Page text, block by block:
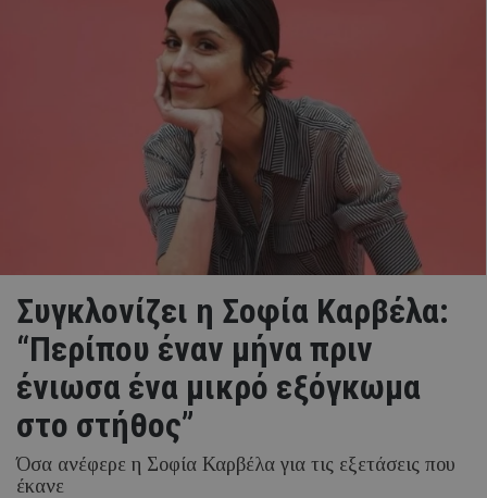
Συγκλονίζει η Σοφία Καρβέλα:
“Περίπου έναν μήνα πριν
ένιωσα ένα μικρό εξόγκωμα
στο στήθος”
Όσα ανέφερε η Σοφία Καρβέλα για τις εξετάσεις που
έκανε